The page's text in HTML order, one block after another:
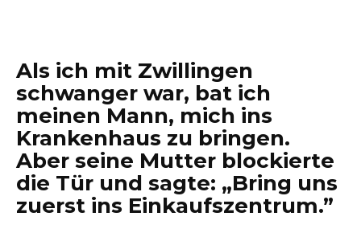
Als ich mit Zwillingen
schwanger war, bat ich
meinen Mann, mich ins
Krankenhaus zu bringen.
Aber seine Mutter blockierte
die Tür und sagte: „Bring uns
zuerst ins Einkaufszentrum.”